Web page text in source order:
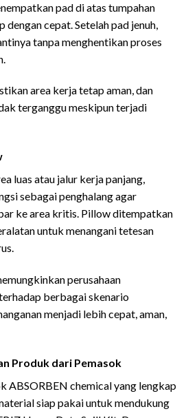
pad di atas tumpahan
dengan cepat. Setelah pad jenuh,
tanpa menghentikan proses
area kerja tetap aman, dan
terganggu meskipun terjadi
luas atau jalur kerja panjang,
sebagai penghalang agar
ke area kritis. Pillow ditempatkan
untuk menangani tetesan
perusahaan
berbagai skenario
menjadi lebih cepat, aman,
Produk dari Pemasok
ABSORBEN chemical yang lengkap
siap pakai untuk mendukung